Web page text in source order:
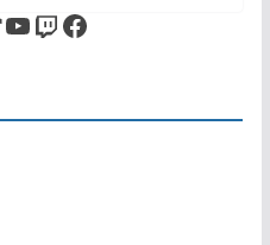
YouTube Twitch Facebook